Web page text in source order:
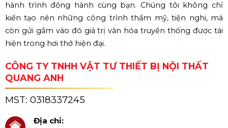
hành trình đồng hành cùng bạn. Chúng tôi không chỉ
kiến tạo nên những công trình thẩm mỹ, tiện nghi, mà
còn gửi gắm vào đó giá trị văn hóa truyền thống được tái
hiện trong hơi thở hiện đại.
CÔNG TY TNHH VẬT TƯ THIẾT BỊ NỘI THẤT
QUANG ANH
MST: 0318337245
Địa chỉ: